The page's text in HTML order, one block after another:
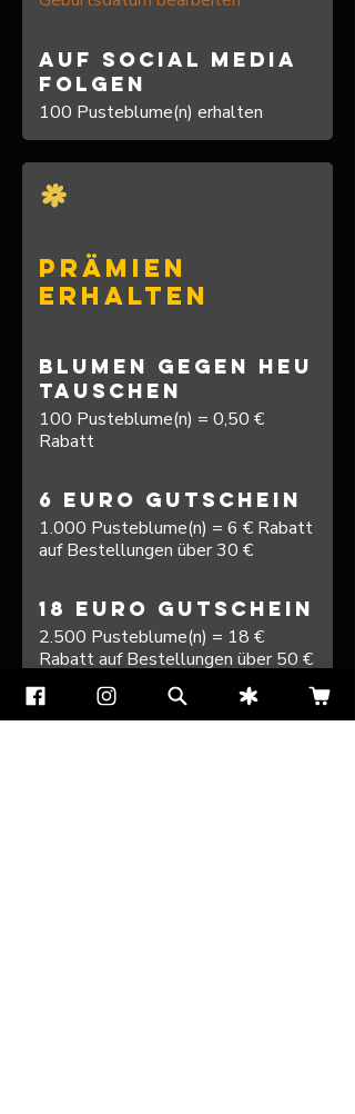
Auf Social Media
folgen
100 Pusteblume(n) erhalten
Prämien
erhalten
Blumen gegen Heu
tauschen
100 Pusteblume(n) = 0,50 €
Rabatt
6 Euro Gutschein
1.000 Pusteblume(n) = 6 € Rabatt
auf Bestellungen über 30 €
18 Euro Gutschein
2.500 Pusteblume(n) = 18 €
Rabatt auf Bestellungen über 50 €
Wiesenkräuter